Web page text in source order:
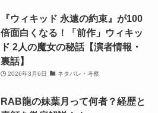
『ウィキッド 永遠の約束』が100
倍面白くなる！「前作」ウィキッ
ド 2人の魔女の秘話【演者情報・
裏話】
2026年3月6日 ネタバレ・考察
RAB龍の妹葉月って何者？経歴と